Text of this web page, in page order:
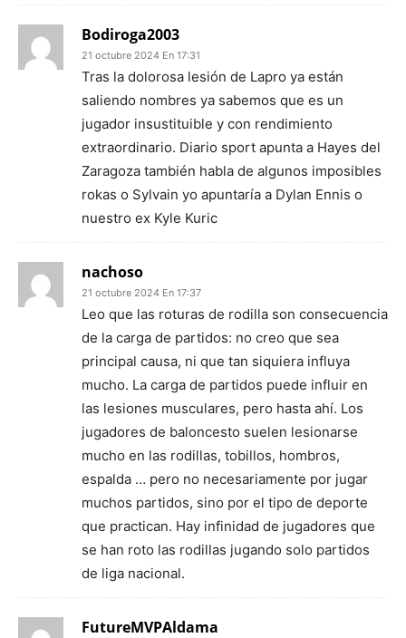
Bodiroga2003
21 octubre 2024 En 17:31
Tras la dolorosa lesión de Lapro ya están
saliendo nombres ya sabemos que es un
jugador insustituible y con rendimiento
extraordinario. Diario sport apunta a Hayes del
Zaragoza también habla de algunos imposibles
rokas o Sylvain yo apuntaría a Dylan Ennis o
nuestro ex Kyle Kuric
nachoso
21 octubre 2024 En 17:37
Leo que las roturas de rodilla son consecuencia
de la carga de partidos: no creo que sea
principal causa, ni que tan siquiera influya
mucho. La carga de partidos puede influir en
las lesiones musculares, pero hasta ahí. Los
jugadores de baloncesto suelen lesionarse
mucho en las rodillas, tobillos, hombros,
espalda … pero no necesariamente por jugar
muchos partidos, sino por el tipo de deporte
que practican. Hay infinidad de jugadores que
se han roto las rodillas jugando solo partidos
de liga nacional.
FutureMVPAldama